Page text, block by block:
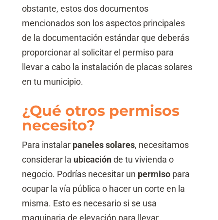
obstante, estos dos documentos
mencionados son los aspectos principales
de la documentación estándar que deberás
proporcionar al solicitar el permiso para
llevar a cabo la instalación de placas solares
en tu municipio.
¿Qué otros permisos
necesito?
Para instalar paneles solares, necesitamos
considerar la ubicaciónde tu vivienda o
negocio. Podrías necesitar un permisopara
ocupar la vía pública o hacer un corte en la
misma. Esto es necesario si se usa
maquinaria de elevación para llevar